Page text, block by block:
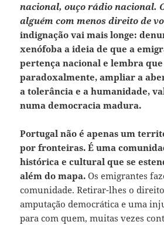
nacional, ouço rádio nacional.
alguém com menos direito de
indignação vai mais longe:
xenófoba a ideia de que a
pertença nacional e lembra
paradoxalmente, ampliar a
a tolerância e a humanidade,
numa democracia madura.
Portugal não é apenas um
por fronteiras. É uma
histórica e cultural que se
além do mapa.Os emigrantes
comunidade. Retirar-lhes o
amputação democrática e uma
para com quem, muitas vezes